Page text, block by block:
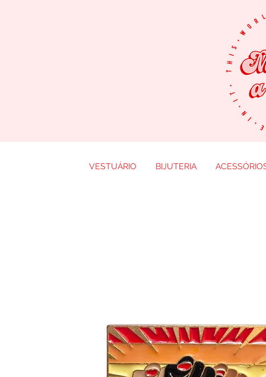
VESTUÁRIO BIJUTERIA